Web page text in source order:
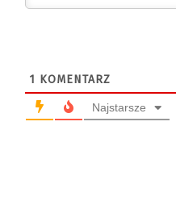
1 KOMENTARZ
Najstarsze